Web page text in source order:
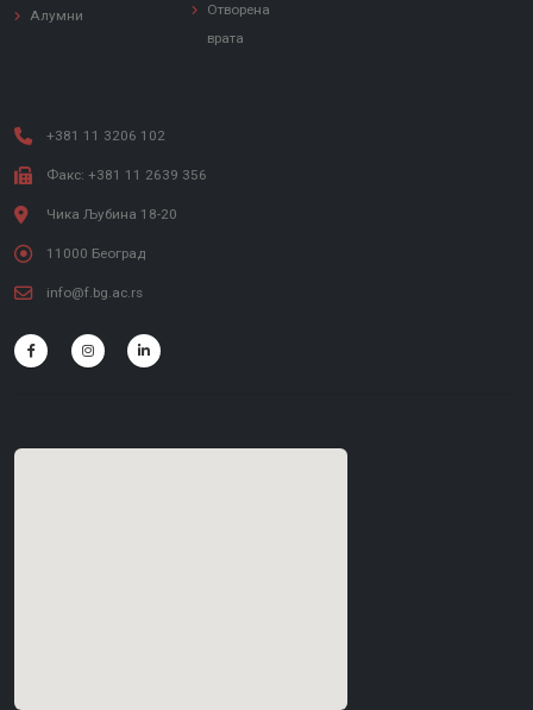
Алумни
Отворена
врата
+381 11 3206 102
Факс: +381 11 2639 356
Чика Љубина 18-20
11000 Београд
info@f.bg.ac.rs